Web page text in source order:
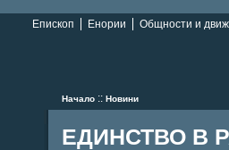
Епископ Енории Общности и
Начало :: Новини
ЕДИНСТВО В